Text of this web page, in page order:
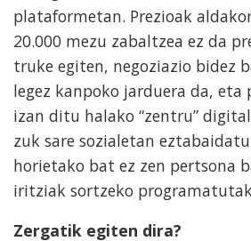
plataformetan. Prezioak
20.000 mezu zabaltzea ez da
truke egiten, negoziazio bidez
legez kanpoko jarduera da,
izan ditu halako “zentru”
zuk sare sozialetan
horietako bat ez zen pertsona
iritziak sortzeko
Zergatik egiten dira?